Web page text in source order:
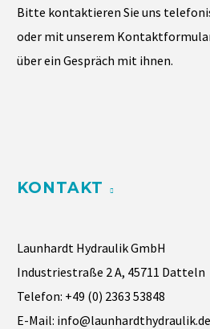
Bitte kontaktieren Sie uns
oder mit unserem
über ein Gespräch mit ihnen.
KONTAKT
Launhardt Hydraulik GmbH
Industriestraße 2 A, 45711 Datteln
Telefon: +49 (0) 2363 53848
E-Mail: info@launhardthydraulik.de